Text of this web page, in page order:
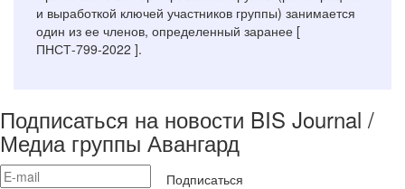
и выработкой ключей участников группы) занимается
один из ее членов, определенный заранее [
ПНСТ-799-2022 ].
Подписаться на новости BIS Journal /
Медиа группы Авангард
Подписаться